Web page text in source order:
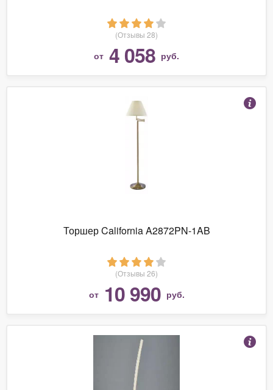
(Отзывы 28)
от 4 058 руб.
Торшер California A2872PN-1AB
(Отзывы 26)
от 10 990 руб.